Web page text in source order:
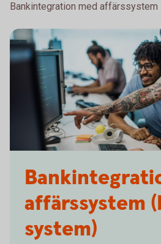
Bankintegration med affärssystem
affärssystem
system)